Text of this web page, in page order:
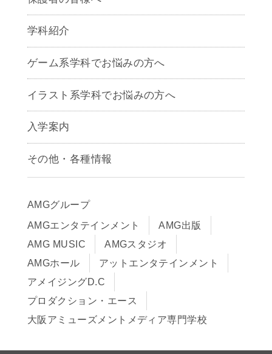
学科紹介
ゲームクリエイター学科
CG学科
アニメーション学科
声優学科
ゲーム系学科でお悩みの方へ
イラスト系学科でお悩みの方へ
入学案内
募集要項
早期出願制度・AOエントリー
入学までの流れ
学費サポート・各種制度
学費について
Q&A
その他・各種情報
アクセス
サイトポリシー
在校生・保護者の方へ
卒業生の皆様へ
AMGグループ
AMGエンタテインメント
AMG出版
AMG MUSIC
AMGスタジオ
AMGホール
アットエンタテインメント
アメイジングD.C
プロダクション・エース
大阪アミューズメントメディア専門学校